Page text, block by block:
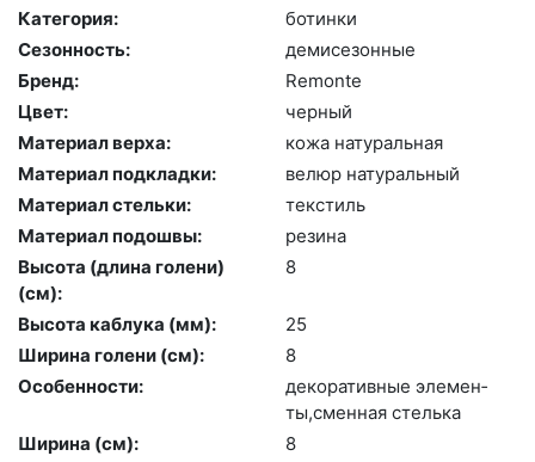
Категория:
бо­тин­ки
Сезонность:
де­мисе­зон­ные
Бренд:
Re­mon­te
Цвет:
чер­ный
Материал верха:
ко­жа на­тураль­ная
Материал подкладки:
ве­люр на­тураль­ный
Материал стельки:
текс­тиль
Материал подошвы:
ре­зина
Высота (длина голени)
(cм):
8
Высота каблука (мм):
25
Ширина голени (см):
8
Особенности:
де­кора­тив­ные эле­мен­
ты,смен­ная стель­ка
Ширина (см):
8